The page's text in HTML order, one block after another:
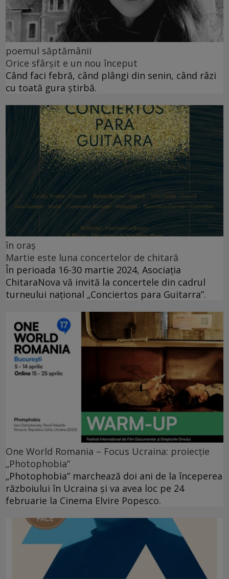
poemul săptămânii
Orice sfârșit e un nou început
Când faci febră, când plângi din senin, când râzi
cu toată gura știrbă.
în oraș
Martie este luna concertelor de chitară
În perioada 16-30 martie 2024, Asociația
ChitaraNova vă invită la concertele din cadrul
turneului național „Conciertos para Guitarra”.
One World Romania – Focus Ucraina: proiecție
„Photophobia”
„Photophobia” marchează doi ani de la începerea
războiului în Ucraina și va avea loc pe 24
februarie la Cinema Elvire Popesco.